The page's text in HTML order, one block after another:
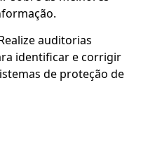
auditorias
identificar e corrigir
de proteção de